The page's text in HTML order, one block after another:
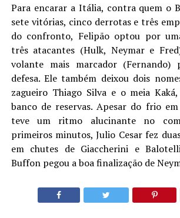
Para encarar a Itália, contra quem o
sete vitórias, cinco derrotas e três
do confronto, Felipão optou por
três atacantes (Hulk, Neymar e
volante mais marcador (Fernando)
defesa. Ele também deixou dois
zagueiro Thiago Silva e o meia
banco de reservas. Apesar do frio
teve um ritmo alucinante no
primeiros minutos, Julio Cesar fez
em chutes de Giaccherini e
Buffon pegou a boa finalização de